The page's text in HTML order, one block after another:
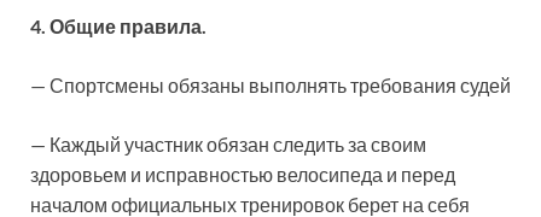
4. Общие правила.
— Спортсмены обязаны выполнять требования судей
— Каждый участник обязан следить за своим
здоровьем и исправностью велосипеда и перед
началом официальных тренировок берет на себя